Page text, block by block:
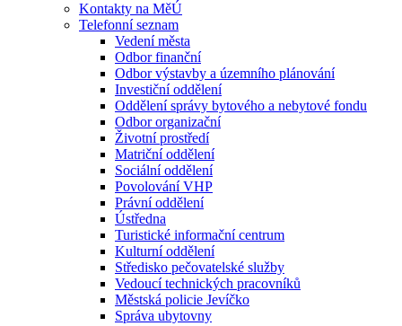
Kontakty na MěÚ
Telefonní seznam
Vedení města
Odbor finanční
Odbor výstavby a územního plánování
Investiční oddělení
Oddělení správy bytového a nebytové fondu
Odbor organizační
Životní prostředí
Matriční oddělení
Sociální oddělení
Povolování VHP
Právní oddělení
Ústředna
Turistické informační centrum
Kulturní oddělení
Středisko pečovatelské služby
Vedoucí technických pracovníků
Městská policie Jevíčko
Správa ubytovny